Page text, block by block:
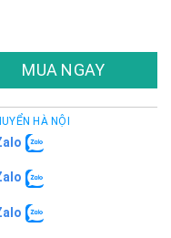
MUA NGAY
HÀ NỘI